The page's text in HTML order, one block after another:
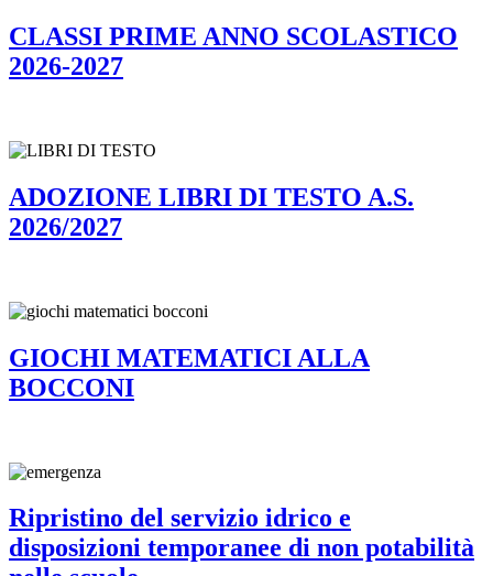
CLASSI PRIME ANNO SCOLASTICO
2026-2027
ADOZIONE LIBRI DI TESTO A.S.
2026/2027
GIOCHI MATEMATICI ALLA
BOCCONI
Ripristino del servizio idrico e
disposizioni temporanee di non potabilità